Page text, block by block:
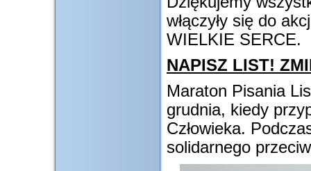
włączyły się do
WIELKIE SERCE.
NAPISZ LIST!
Maraton Pisania
grudnia, kiedy
Człowieka.
solidarnego